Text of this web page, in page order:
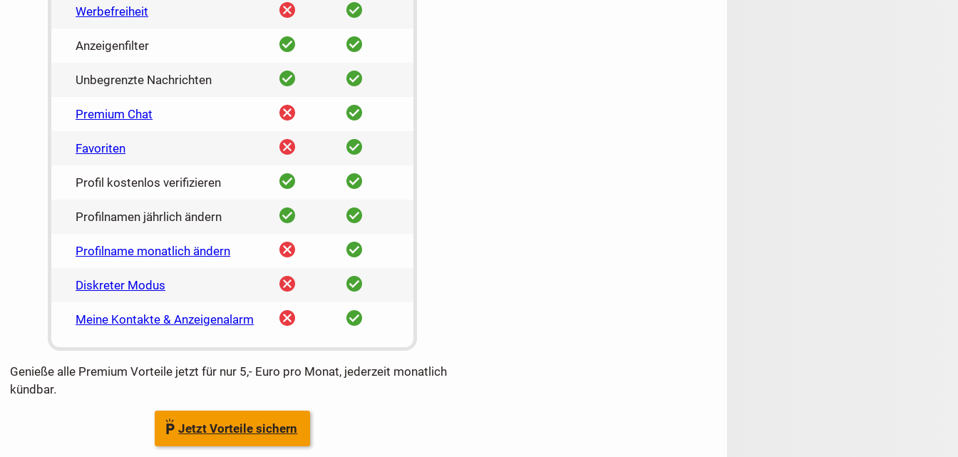
Werbefreiheit nein ja
Anzeigenfilter ja ja
Unbegrenzte Nachrichten ja ja
Premium Chat nein ja
Favoriten nein ja
Profil kostenlos verifizieren ja ja
Profilnamen jährlich ändern ja ja
Profilname monatlich ändern nein ja
Diskreter Modus nein ja
Meine Kontakte & Anzeigenalarm nein ja
Genieße alle Premium Vorteile jetzt für nur 5,- Euro pro Monat, jederzeit monatlich
kündbar.
Jetzt Vorteile sichern